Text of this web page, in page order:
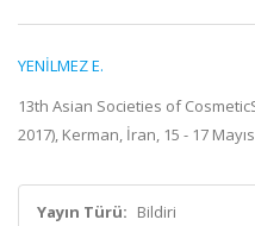
YENİLMEZ E.
13th Asian Societies of
2017), Kerman, İran, 15 - 17
Yayın Türü: Bildiri